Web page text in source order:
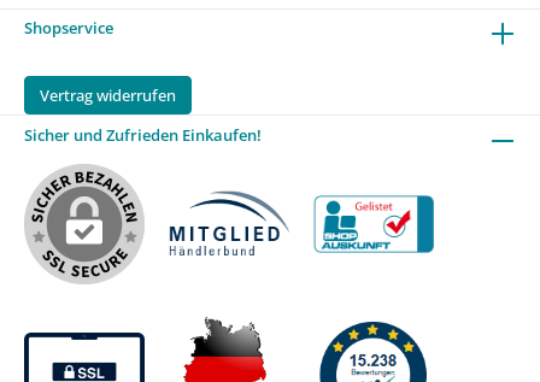
Shopservice
Vertrag widerrufen
Sicher und Zufrieden Einkaufen!